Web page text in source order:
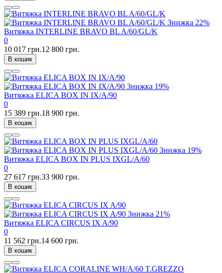
Знижка 22%
Витяжка INTERLINE BRAVO BL A/60/GL/K
0
10 017 грн.12 800 грн.
В кошик
Знижка 19%
Витяжка ELICA BOX IN IX/A/90
0
15 389 грн.18 900 грн.
В кошик
Знижка 19%
Витяжка ELICA BOX IN PLUS IXGL/A/60
0
27 617 грн.33 900 грн.
В кошик
Знижка 21%
Витяжка ELICA CIRCUS IX A/90
0
11 562 грн.14 600 грн.
В кошик